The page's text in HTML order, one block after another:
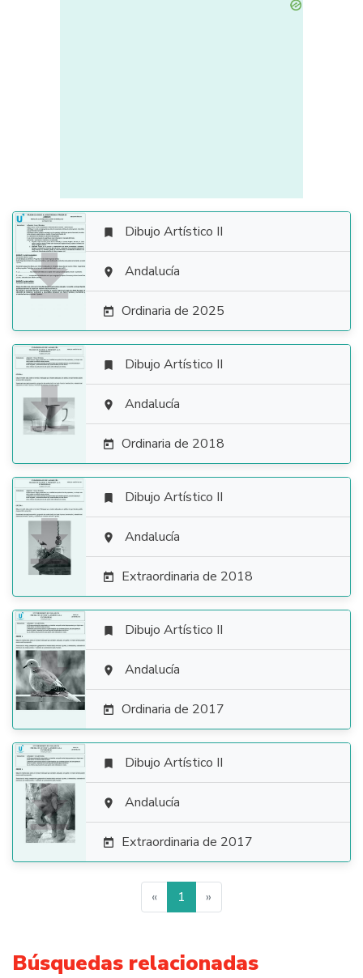

 Dibujo Artístico II
 Andalucía
 Ordinaria de 2025

 Dibujo Artístico II
 Andalucía
 Ordinaria de 2018

 Dibujo Artístico II
 Andalucía
 Extraordinaria de 2018

 Dibujo Artístico II
 Andalucía
 Ordinaria de 2017

 Dibujo Artístico II
 Andalucía
 Extraordinaria de 2017
« 1 »
Búsquedas relacionadas